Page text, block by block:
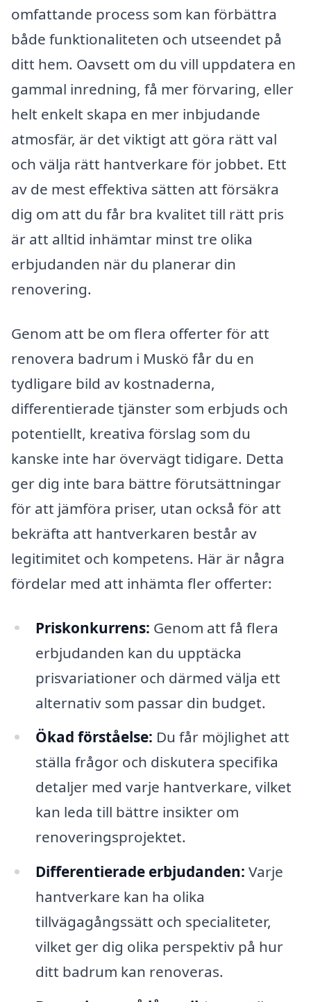
omfattande process som kan förbättra
både funktionaliteten och utseendet på
ditt hem. Oavsett om du vill uppdatera en
gammal inredning, få mer förvaring, eller
helt enkelt skapa en mer inbjudande
atmosfär, är det viktigt att göra rätt val
och välja rätt hantverkare för jobbet. Ett
av de mest effektiva sätten att försäkra
dig om att du får bra kvalitet till rätt pris
är att alltid inhämtar minst tre olika
erbjudanden när du planerar din
renovering.
Genom att be om flera offerter för att
renovera badrum i Muskö får du en
tydligare bild av kostnaderna,
differentierade tjänster som erbjuds och
potentiellt, kreativa förslag som du
kanske inte har övervägt tidigare. Detta
ger dig inte bara bättre förutsättningar
för att jämföra priser, utan också för att
bekräfta att hantverkaren består av
legitimitet och kompetens. Här är några
fördelar med att inhämta fler offerter:
Priskonkurrens: Genom att få flera
erbjudanden kan du upptäcka
prisvariationer och därmed välja ett
alternativ som passar din budget.
Ökad förståelse: Du får möjlighet att
ställa frågor och diskutera specifika
detaljer med varje hantverkare, vilket
kan leda till bättre insikter om
renoveringsprojektet.
Differentierade erbjudanden: Varje
hantverkare kan ha olika
tillvägagångssätt och specialiteter,
vilket ger dig olika perspektiv på hur
ditt badrum kan renoveras.